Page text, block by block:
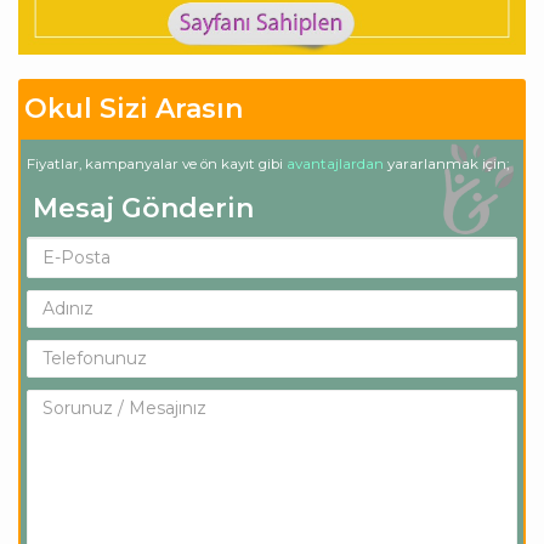
Okul Sizi Arasın
Fiyatlar, kampanyalar ve ön kayıt gibi avantajlardan yararlanmak için;
Mesaj Gönderin